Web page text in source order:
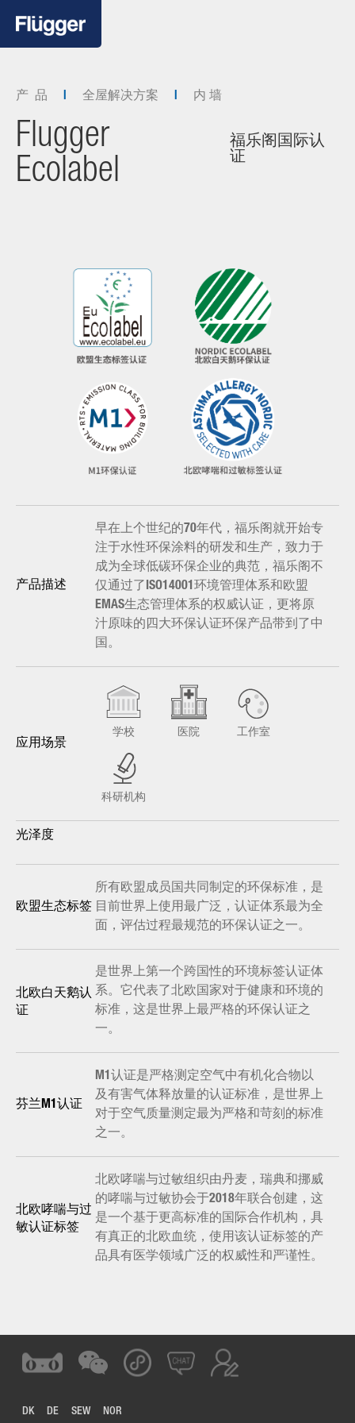
产 品 全屋解决方案 内 墙
Flugger
Ecolabel
福乐阁国际认
证
产品描述
早在上个世纪的70年代，福乐阁就开始专
注于水性环保涂料的研发和生产，致力于
成为全球低碳环保企业的典范，福乐阁不
仅通过了ISO14001环境管理体系和欧盟
EMAS生态管理体系的权威认证，更将原
汁原味的四大环保认证环保产品带到了中
国。
应用场景
学校 医院 工作室
科研机构
光泽度
欧盟生态标签
所有欧盟成员国共同制定的环保标准，是
目前世界上使用最广泛，认证体系最为全
面，评估过程最规范的环保认证之一。
北欧白天鹅认
证
是世界上第一个跨国性的环境标签认证体
系。它代表了北欧国家对于健康和环境的
标准，这是世界上最严格的环保认证之
一。
芬兰M1认证
M1认证是严格测定空气中有机化合物以
及有害气体释放量的认证标准，是世界上
对于空气质量测定最为严格和苛刻的标准
之一。
北欧哮喘与过
敏认证标签
北欧哮喘与过敏组织由丹麦，瑞典和挪威
的哮喘与过敏协会于2018年联合创建，这
是一个基于更高标准的国际合作机构，具
有真正的北欧血统，使用该认证标签的产
品具有医学领域广泛的权威性和严谨性。
DK DE SEW NOR